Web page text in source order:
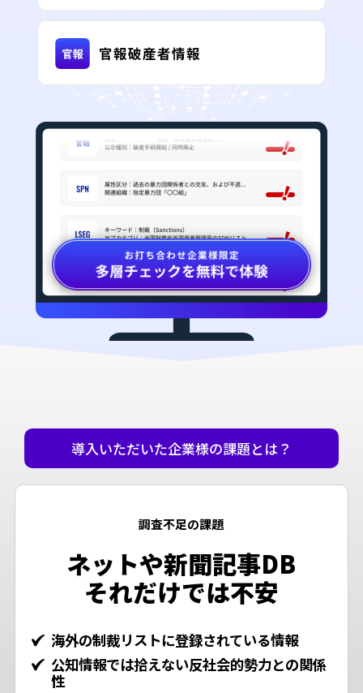
導入いただいた企業様の課題とは？
調査不足の課題
ネットや新聞記事DB
それだけでは不安
海外の制裁リストに登録されている情報
公知情報では拾えない反社会的勢力との関係
性